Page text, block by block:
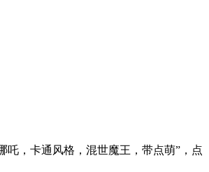
，卡通风格，混世魔王，带点萌”，点